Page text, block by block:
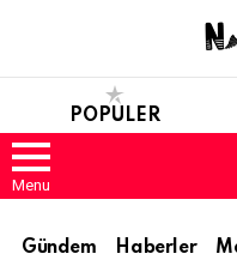
POPULER
Menu
Gündem Haberler